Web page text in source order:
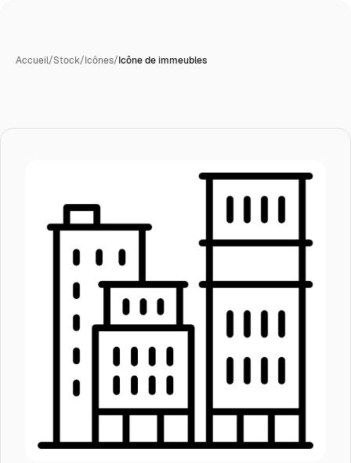
Accueil/Stock/Icônes/Icône de immeubles